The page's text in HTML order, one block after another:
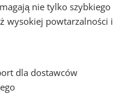
nie tylko szybkiego
wysokiej powtarzalności i